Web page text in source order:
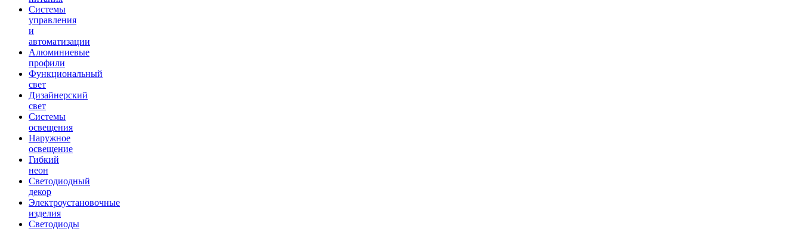
Системы
управления
и
автоматизации
Алюминиевые
профили
Функциональный
свет
Дизайнерский
свет
Системы
освещения
Наружное
освещение
Гибкий
неон
Светодиодный
декор
Электроустановочные
изделия
Светодиоды